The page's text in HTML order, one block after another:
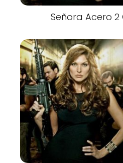
Señora Acero